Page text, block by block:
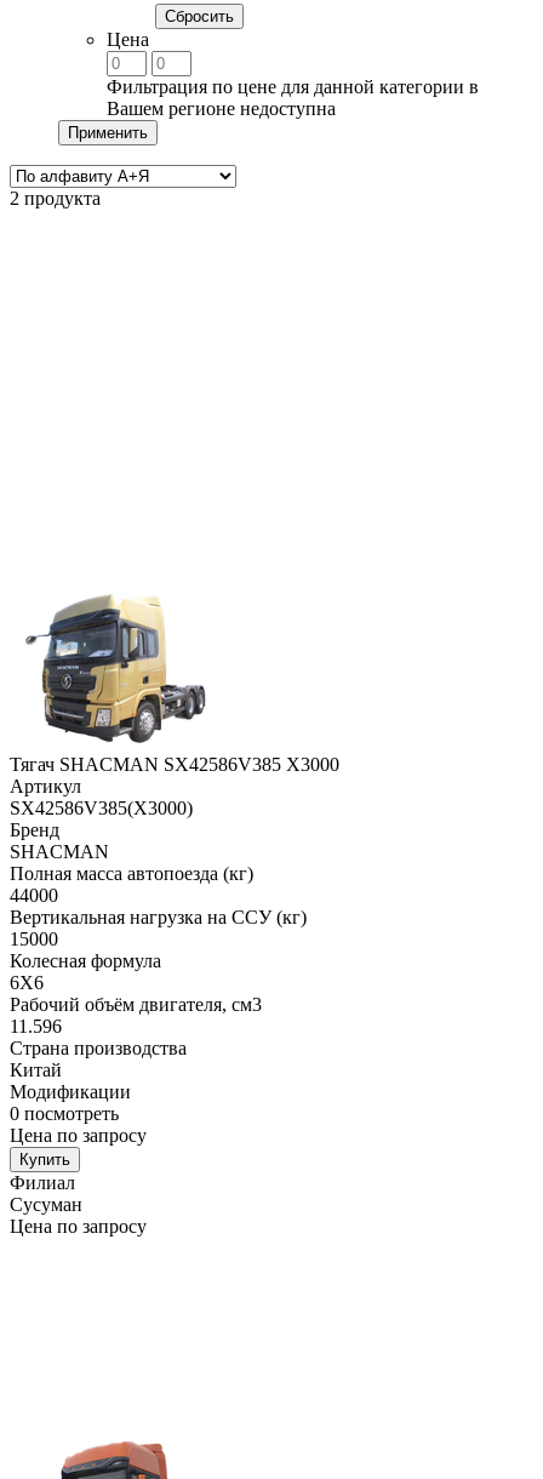
Сбросить
Цена
Фильтрация по цене для данной категории в
Вашем регионе недоступна
Применить
2 продукта
Тягач SHACMAN SX42586V385 X3000
Артикул
SX42586V385(X3000)
Бренд
SHACMAN
Полная масса автопоезда (кг)
44000
Вертикальная нагрузка на ССУ (кг)
15000
Колесная формула
6X6
Рабочий объём двигателя, cм3
11.596
Страна производства
Китай
Модификации
0 посмотреть
Цена по запросу
Купить
Филиал
Сусуман
Цена по запросу